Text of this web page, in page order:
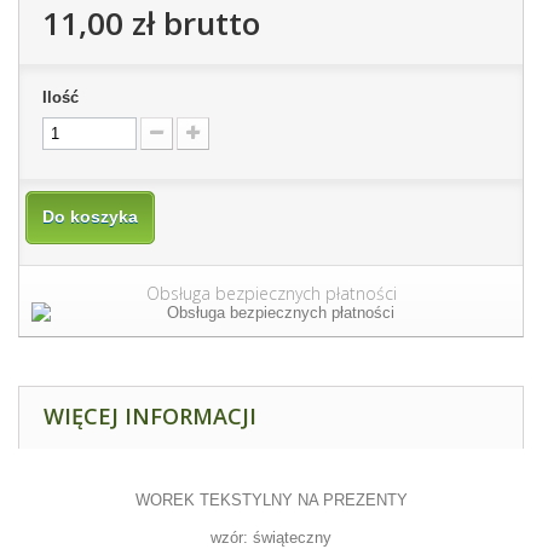
11,00 złbrutto
Ilość
Do koszyka
Obsługa bezpiecznych płatności
WIĘCEJ INFORMACJI
WOREK TEKSTYLNY NA PREZENTY
wzór: świąteczny